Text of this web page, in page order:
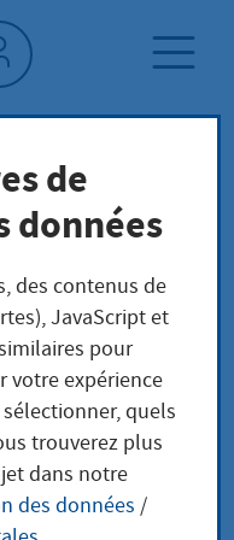
d'offres
für Hofheimer
de
données
des contenus de
JavaScript et
pour
votre expérience
quels
trouverez plus
dans notre
des données /